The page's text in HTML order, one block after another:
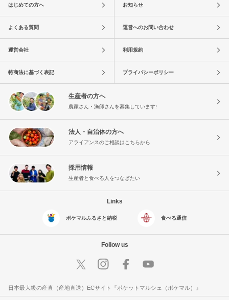
はじめての方へ お知らせ
よくある質問 運営へのお問い合わせ
運営会社 利用規約
特商法に基づく表記 プライバシーポリシー
生産者の方へ
農家さん・漁師さんを募集しています!
法人・自治体の方へ
アライアンスのご相談はこちらから
採用情報
生産者と食べる人をつなぎたい
Links
ポケマルふるさと納税 食べる通信
Follow us
日本最大級の産直（産地直送）ECサイト『ポケットマルシェ（ポケマル）』